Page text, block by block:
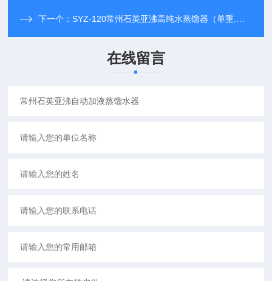
下一个：SYZ-120常州石英亚沸高纯水蒸馏器（单重.双重.三重）
在线留言